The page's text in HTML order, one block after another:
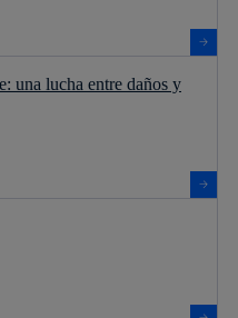
una lucha entre daños y